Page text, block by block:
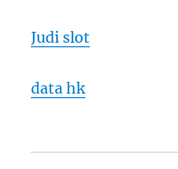
Judi slot
data hk